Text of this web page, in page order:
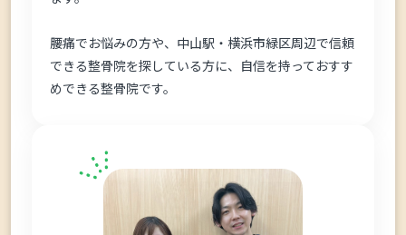
腰痛でお悩みの方や、中山駅・横浜市緑区周辺で信頼
できる整骨院を探している方に、自信を持っておすす
めできる整骨院です。